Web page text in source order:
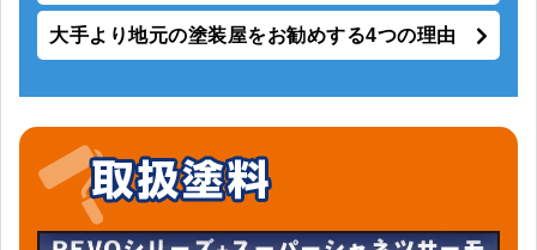
塗料について
保証制度
大手より地元の塗装屋をお勧めする4つの理由